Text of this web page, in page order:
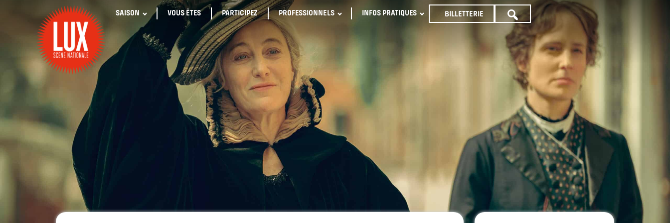
SAISON VOUS ÊTES PARTICIPEZ PROFESSIONNELS INFOS PRATIQUES BILLETTERIE
TOUTE
LA
PROGRAMMATION